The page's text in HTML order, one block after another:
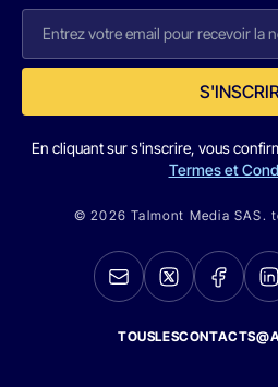
En cliquant sur s'inscrire, vous
Termes et
© 2026 Talmont Media SAS.